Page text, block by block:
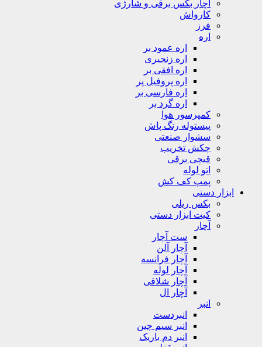
آچار بکس برقی و شارژی
کارواش
فرز
اره
اره عمود بر
اره زنجیری
اره افقی بر
اره پروفیل پر
اره فارسی بر
اره گرد بر
کمپرسور هوا
پیستوله رنگ پاش
سشوار صنعتی
چکش تخریب
قیچی برقی
اتو لوله
پمپ کف کش
ابزار دستی
بکس ریلی
کیت ابزار دستی
آچار
ست آچار
آچار آلن
آچار فرانسه
آچار لوله
آچار شلاقی
آچار ال
انبر
انبردست
انبر سیم چین
انبر دم باریک